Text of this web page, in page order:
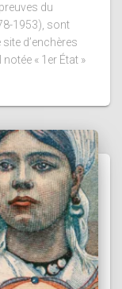
du
1953), sont
d’enchères
« 1er État »